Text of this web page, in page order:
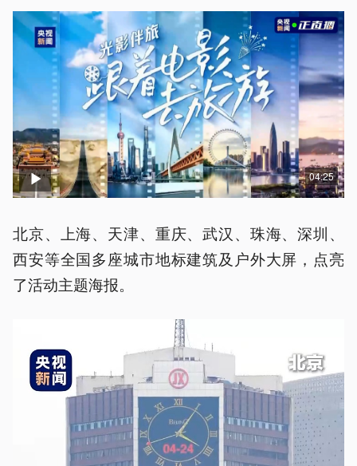
04:25
北京、上海、天津、重庆、武汉、珠海、深圳、
西安等全国多座城市地标建筑及户外大屏，点亮
了活动主题海报。